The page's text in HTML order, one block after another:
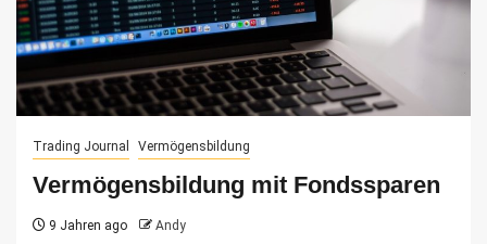
Trading Journal Vermögensbildung
Vermögensbildung mit Fondssparen
9 Jahren ago Andy